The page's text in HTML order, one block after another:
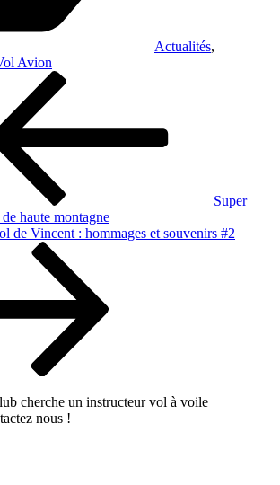
Actualités,
Avion
Super
haute montagne
de Vincent : hommages et souvenirs #2
cherche un instructeur vol à voile
nous !